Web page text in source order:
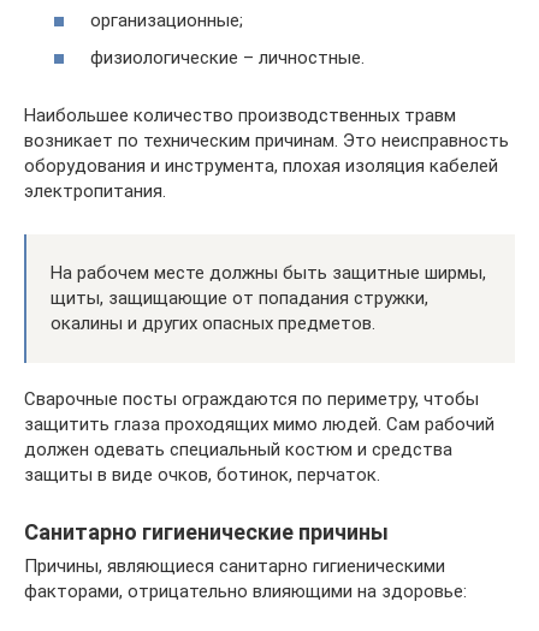
организационные;
физиологические – личностные.
Наибольшее количество производственных травм
возникает по техническим причинам. Это неисправность
оборудования и инструмента, плохая изоляция кабелей
электропитания.
На рабочем месте должны быть защитные ширмы,
щиты, защищающие от попадания стружки,
окалины и других опасных предметов.
Сварочные посты ограждаются по периметру, чтобы
защитить глаза проходящих мимо людей. Сам рабочий
должен одевать специальный костюм и средства
защиты в виде очков, ботинок, перчаток.
Санитарно гигиенические причины
Причины, являющиеся санитарно гигиеническими
факторами, отрицательно влияющими на здоровье: